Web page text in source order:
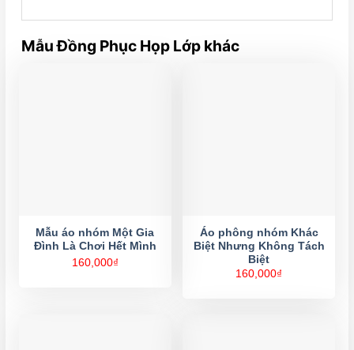
Mẫu Đồng Phục Họp Lớp khác
Mẫu áo nhóm Một Gia
Đình Là Chơi Hết Mình
160,000₫
Áo phông nhóm Khác
Biệt Nhưng Không Tách
Biệt
160,000₫